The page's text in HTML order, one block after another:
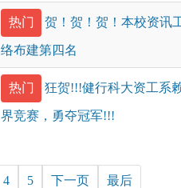
热门 贺！贺！贺！本校资讯
络布建第四名
热门 狂贺!!!健行科大资工系
界竞赛，勇夺冠军!!!
4 5 下一页 最后